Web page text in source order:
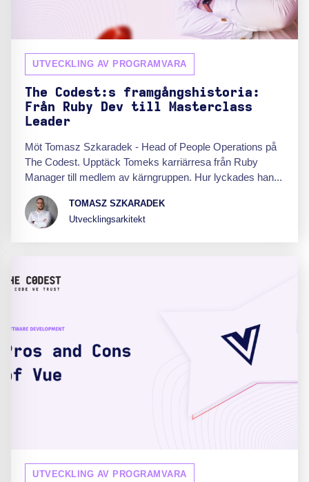
UTVECKLING AV PROGRAMVARA
The Codest:s framgångshistoria:
Från Ruby Dev till Masterclass
Leader
Möt Tomasz Szkaradek - Head of People Operations på
The Codest. Upptäck Tomeks karriärresa från Ruby
Manager till medlem av kärngruppen. Hur lyckades han...
TOMASZ SZKARADEK
Utvecklingsarkitekt
UTVECKLING AV PROGRAMVARA